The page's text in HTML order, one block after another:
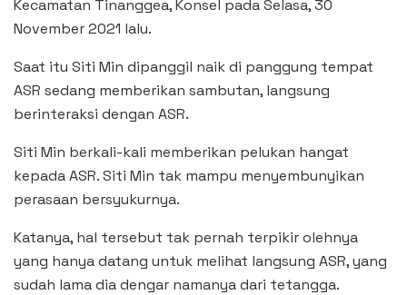
Kecamatan Tinanggea, Konsel pada Selasa, 30
November 2021 lalu.
Saat itu Siti Min dipanggil naik di panggung tempat
ASR sedang memberikan sambutan, langsung
berinteraksi dengan ASR.
Siti Min berkali-kali memberikan pelukan hangat
kepada ASR. Siti Min tak mampu menyembunyikan
perasaan bersyukurnya.
Katanya, hal tersebut tak pernah terpikir olehnya
yang hanya datang untuk melihat langsung ASR, yang
sudah lama dia dengar namanya dari tetangga.